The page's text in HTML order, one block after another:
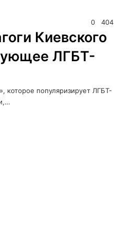
0 404
Киевского
ЛГБТ-
которое популяризирует ЛГБТ-